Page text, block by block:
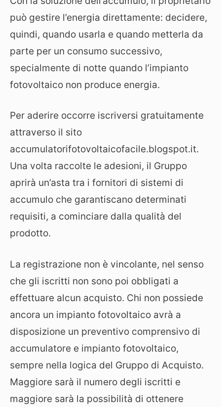
può gestire l’energia direttamente: decidere,
quindi, quando usarla e quando metterla da
parte per un consumo successivo,
specialmente di notte quando l’impianto
fotovoltaico non produce energia.
Per aderire occorre iscriversi gratuitamente
attraverso il sito
accumulatorifotovoltaicofacile.blogspot.it.
Una volta raccolte le adesioni, il Gruppo
aprirà un’asta tra i fornitori di sistemi di
accumulo che garantiscano determinati
requisiti, a cominciare dalla qualità del
prodotto.
La registrazione non è vincolante, nel senso
che gli iscritti non sono poi obbligati a
effettuare alcun acquisto. Chi non possiede
ancora un impianto fotovoltaico avrà a
disposizione un preventivo comprensivo di
accumulatore e impianto fotovoltaico,
sempre nella logica del Gruppo di Acquisto.
Maggiore sarà il numero degli iscritti e
maggiore sarà la possibilità di ottenere